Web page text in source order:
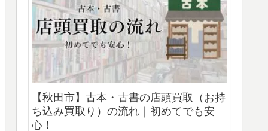
【秋田市】古本・古書の店頭買取（お持
ち込み買取り）の流れ｜初めてでも安
心！